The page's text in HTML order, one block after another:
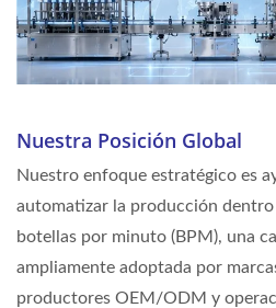
Nuestra Posición Global
Nuestro enfoque estratégico es
automatizar la producción
botellas por minuto (BPM), una
ampliamente adoptada por
productores OEM/ODM y